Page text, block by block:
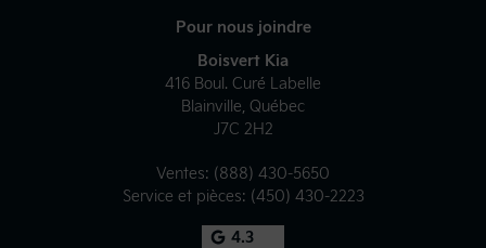
Pour nous joindre
Boisvert Kia
416 Boul. Curé Labelle
Blainville, Québec
J7C 2H2
Ventes: (888) 430-5650
Service et pièces: (450) 430-2223
4.3